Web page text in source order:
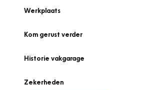
Werkplaats
Kom gerust verder
Historie vakgarage
Zekerheden